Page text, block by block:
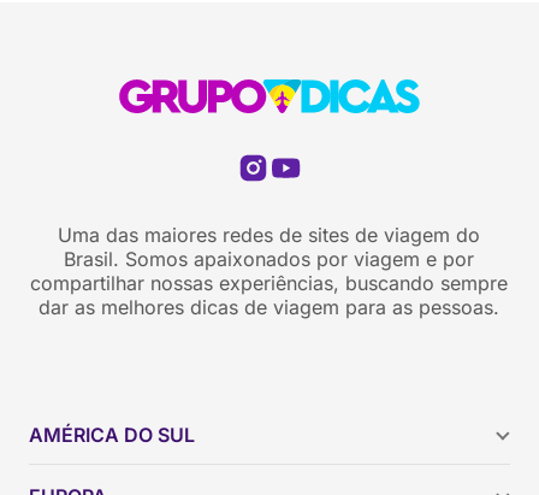
Uma das maiores redes de sites de viagem do
Brasil. Somos apaixonados por viagem e por
compartilhar nossas experiências, buscando sempre
dar as melhores dicas de viagem para as pessoas.
AMÉRICA DO SUL